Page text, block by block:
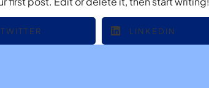
TWITTER LINKEDIN